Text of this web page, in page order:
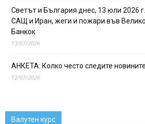
Светът и България днес, 13 юли 2026
САЩ и Иран, жеги и пожари във
Банкок
13/07/2026
АНКЕТА: Колко често следите
12/07/2026
Валутен курс